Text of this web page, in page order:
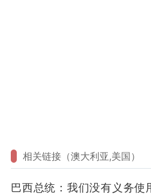
相关链接（澳大利亚,美国）
巴西总统：我们没有义务使